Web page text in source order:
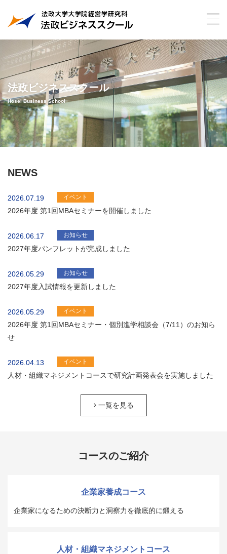
法政ビジネススクール
Hosei Business School
NEWS
2026.07.19 イベント
2026年度 第1回MBAセミナーを開催しました
2026.06.17 お知らせ
2027年度パンフレットが完成しました
2026.05.29 お知らせ
2027年度入試情報を更新しました
2026.05.29 イベント
2026年度 第1回MBAセミナー・個別進学相談会（7/11）のお知ら
せ
2026.04.13 イベント
人材・組織マネジメントコースで研究計画発表会を実施しました
一覧を見る
コースのご紹介
企業家養成コース
企業家になるための決断力と洞察力を徹底的に鍛える
人材・組織マネジメントコース